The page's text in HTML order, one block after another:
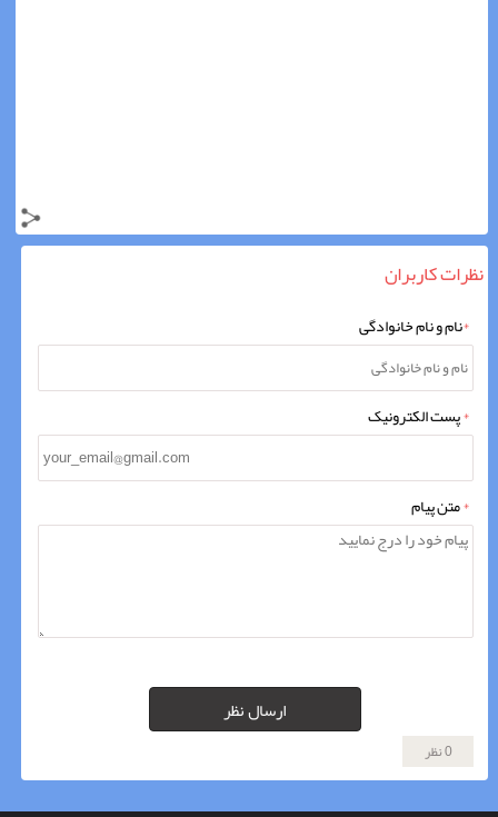
نظرات کاربران
*نام و نام خانوادگی
*پست الکترونیک
*متن پیام
ارسال نظر
0 نظر